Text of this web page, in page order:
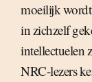
moeilijk
in zichzelf
intellectuelen
NRC-lezers